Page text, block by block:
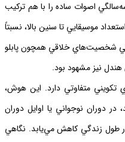
اصوات ساده را با هم تركيب
موسيقايي تا سنين بالا، نسبتاً
شخصيت‌هاي خلاقي همچون پابلو
هندل نيز مشهود بود.
تكويني متفاوتي دارد. اين هوش،
در دوران نوجواني يا اوايل دوران
طول زندگي كاهش مي‌يابد. نگاهي